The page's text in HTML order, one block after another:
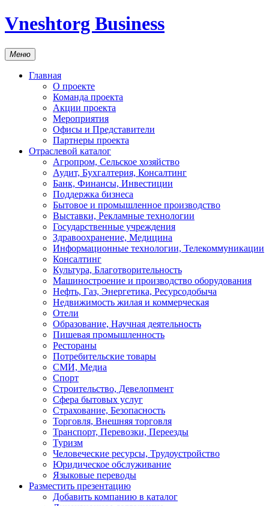
Vneshtorg Business
Меню
Главная
О проекте
Команда проекта
Акции проекта
Мероприятия
Офисы и Представители
Партнеры проекта
Отраслевой каталог
Агропром, Сельское хозяйство
Аудит, Бухгалтерия, Консалтинг
Банк, Финансы, Инвестиции
Поддержка бизнеса
Бытовое и промышленное производство
Выставки, Рекламные технологии
Государственные учреждения
Здравоохранение, Медицина
Информационные технологии, Телекоммуникации
Консалтинг
Культура, Благотворительность
Машиностроение и производство оборудования
Нефть, Газ, Энергетика, Ресурсодобыча
Недвижимость жилая и коммерческая
Отели
Образование, Научная деятельность
Пишевая промышленность
Рестораны
Потребительские товары
СМИ, Медиа
Спорт
Строительство, Девелопмент
Сфера бытовых услуг
Страхование, Безопасность
Торговля, Внешняя торговля
Транспорт, Перевозки, Переезды
Туризм
Человеческие ресурсы, Трудоустройство
Юридическое обслуживание
Языковые переводы
Разместить презентацию
Добавить компанию в каталог